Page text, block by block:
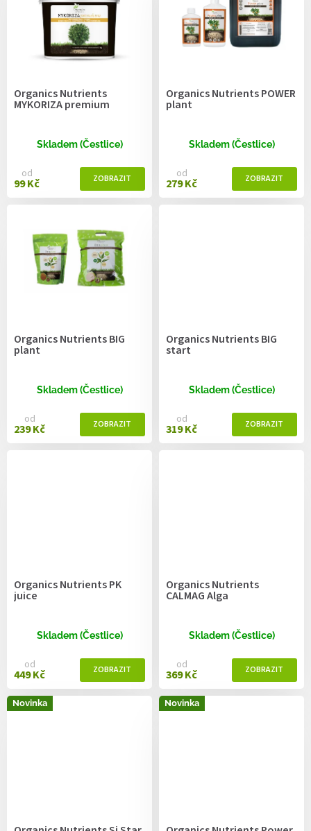
Organics Nutrients
MYKORIZA premium
Skladem (Čestlice)
od
99 Kč
Organics Nutrients POWER
plant
Skladem (Čestlice)
od
279 Kč
Organics Nutrients BIG
plant
Skladem (Čestlice)
od
239 Kč
Organics Nutrients BIG
start
Skladem (Čestlice)
od
319 Kč
Organics Nutrients PK
juice
Skladem (Čestlice)
od
449 Kč
Organics Nutrients
CALMAG Alga
Skladem (Čestlice)
od
369 Kč
Novinka Novinka